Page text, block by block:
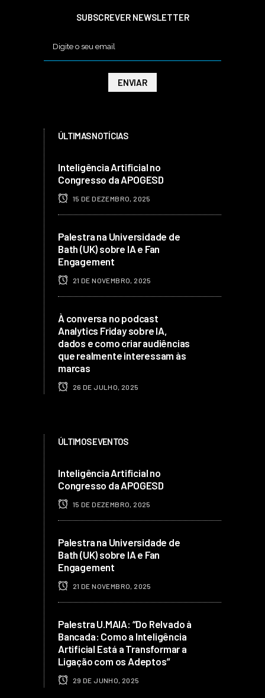
SUBSCREVER NEWSLETTER
ÚLTIMAS NOTÍCIAS
Inteligência Artificial no
Congresso da APOGESD
15 DE DEZEMBRO, 2025
Palestra na Universidade de
Bath (UK) sobre IA e Fan
Engagement
21 DE NOVEMBRO, 2025
À conversa no podcast
Analytics Friday sobre IA,
dados e como criar audiências
que realmente interessam às
marcas
26 DE JULHO, 2025
ÚLTIMOS EVENTOS
Inteligência Artificial no
Congresso da APOGESD
15 DE DEZEMBRO, 2025
Palestra na Universidade de
Bath (UK) sobre IA e Fan
Engagement
21 DE NOVEMBRO, 2025
Palestra U.MAIA: “Do Relvado à
Bancada: Como a Inteligência
Artificial Está a Transformar a
Ligação com os Adeptos”
29 DE JUNHO, 2025